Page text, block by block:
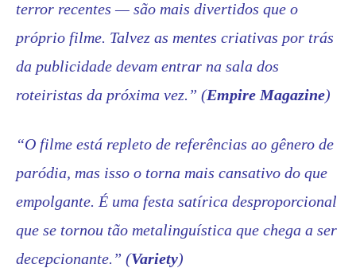
terror recentes — são mais divertidos que o
próprio filme. Talvez as mentes criativas por trás
da publicidade devam entrar na sala dos
roteiristas da próxima vez.” (Empire Magazine)
“O filme está repleto de referências ao gênero de
paródia, mas isso o torna mais cansativo do que
empolgante. É uma festa satírica desproporcional
que se tornou tão metalinguística que chega a ser
decepcionante.” (Variety)